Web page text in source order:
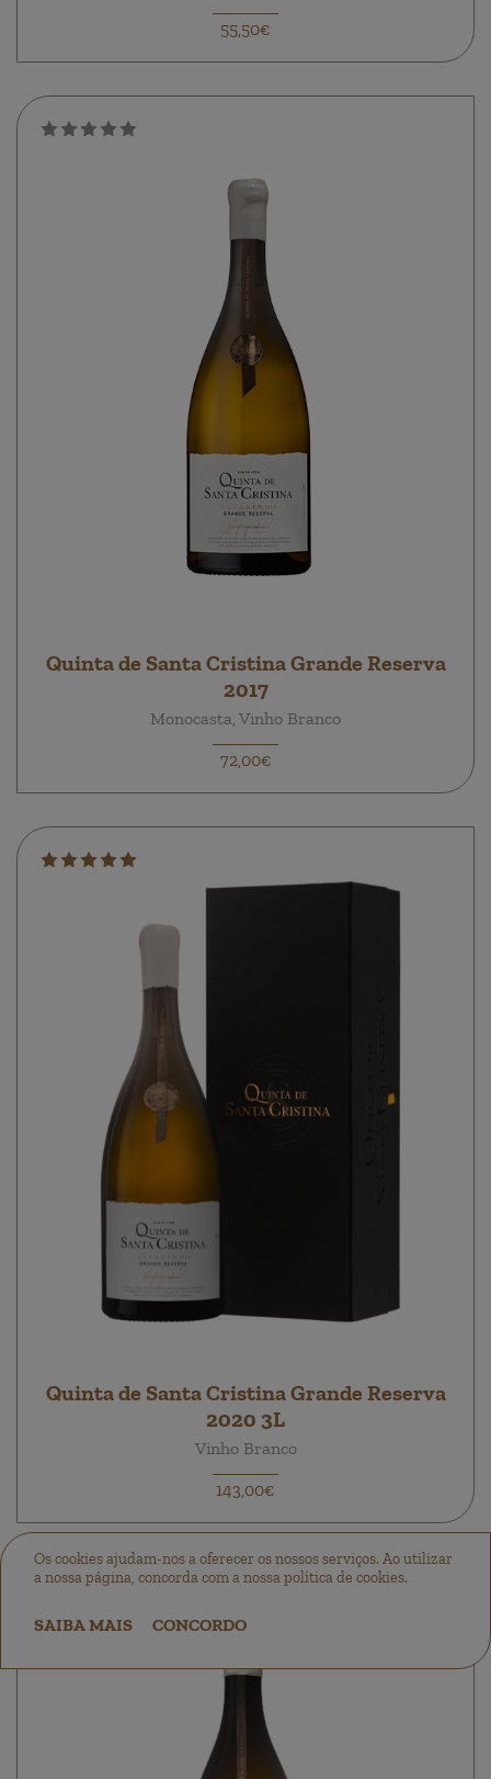
Os cookies ajudam-nos a oferecer os nossos serviços. Ao utilizar
a nossa página, concorda com a nossa política de cookies.
SAIBA MAIS CONCORDO
55,50€
Quinta de Santa Cristina Grande Reserva
2017
Monocasta, Vinho Branco
72,00€
Quinta de Santa Cristina Grande Reserva
2020 3L
Vinho Branco
143,00€